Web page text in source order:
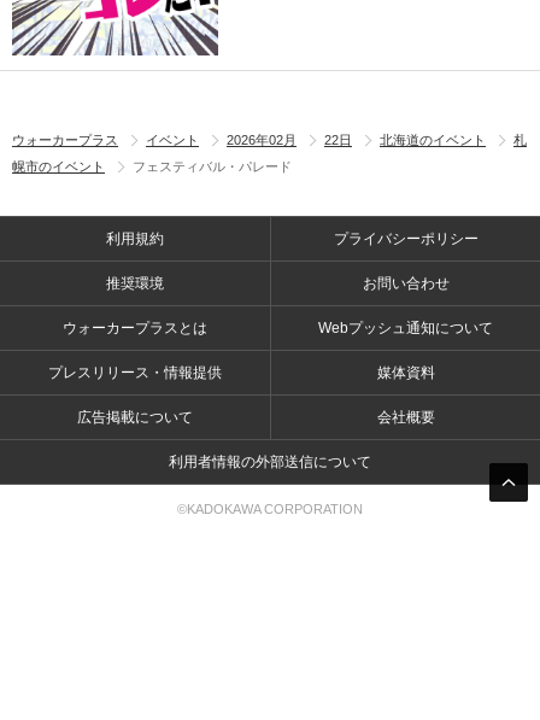
ウォーカープラス イベント 2026年02月 22日 北海道のイベント
札
幌市のイベント
フェスティバル・パレード
利用規約 プライバシーポリシー
推奨環境 お問い合わせ
ウォーカープラスとは Webプッシュ通知について
プレスリリース・情報提供 媒体資料
広告掲載について 会社概要
利用者情報の外部送信について
©KADOKAWA CORPORATION